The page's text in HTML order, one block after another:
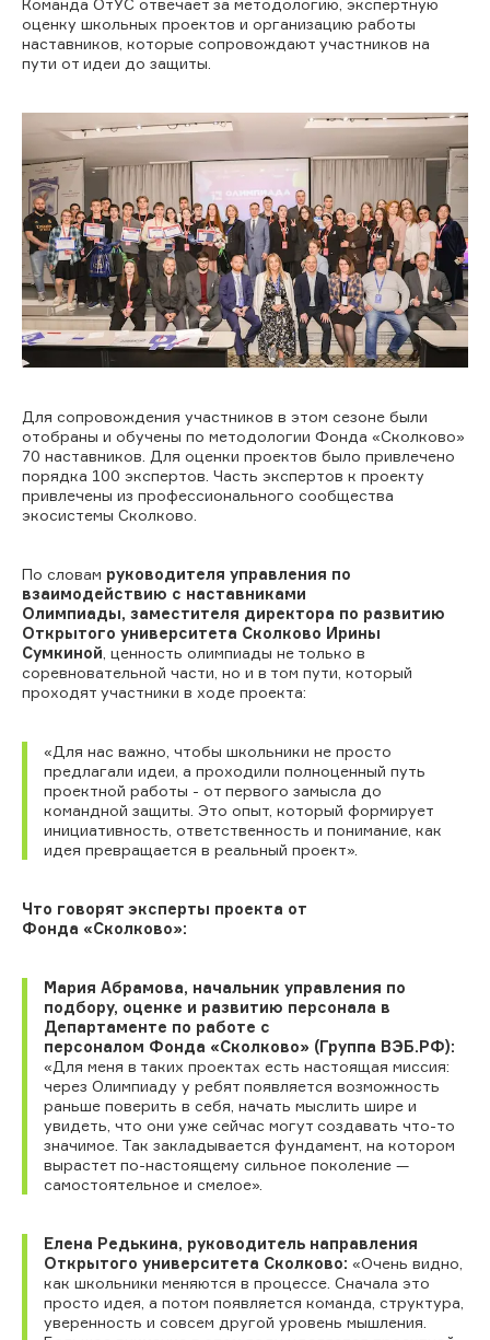
оценку школьных проектов и организацию работы
наставников, которые сопровождают участников на
пути от идеи до защиты.
Для сопровождения участников в этом сезоне были
отобраны и обучены по методологии Фонда «Сколково»
70 наставников. Для оценки проектов было привлечено
порядка 100 экспертов. Часть экспертов к проекту
привлечены из профессионального сообщества
экосистемы Сколково.
По словам руководителя управления по
взаимодействию с наставниками
Олимпиады, заместителя директора по развитию
Открытого университета Сколково Ирины
Сумкиной , ценность олимпиады не только в
соревновательной части, но и в том пути, который
проходят участники в ходе проекта:
«Для нас важно, чтобы школьники не просто
предлагали идеи, а проходили полноценный путь
проектной работы - от первого замысла до
командной защиты. Это опыт, который формирует
инициативность, ответственность и понимание, как
идея превращается в реальный проект».
Что говорят эксперты проекта от
Фонда «Сколково»:
Мария Абрамова, начальник управления по
подбору, оценке и развитию персонала в
Департаменте по работе с
персоналом Фонда «Сколково» (Группа ВЭБ.РФ):
«Для меня в таких проектах есть настоящая миссия:
через Олимпиаду у ребят появляется возможность
раньше поверить в себя, начать мыслить шире и
увидеть, что они уже сейчас могут создавать что-то
значимое. Так закладывается фундамент, на котором
вырастет по-настоящему сильное поколение —
самостоятельное и смелое».
Елена Редькина, руководитель направления
Открытого университета Сколково: «Очень видно,
как школьники меняются в процессе. Сначала это
просто идея, а потом появляется команда, структура,
уверенность и совсем другой уровень мышления.